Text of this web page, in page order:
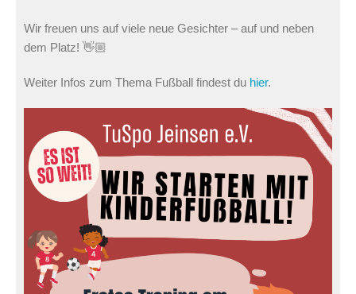
Wir freuen uns auf viele neue Gesichter – auf und neben
dem Platz! 👋🏼
Weiter Infos zum Thema Fußball findest du hier.